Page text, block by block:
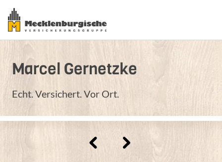
Marcel Gernetzke
Echt. Versichert. Vor Ort.